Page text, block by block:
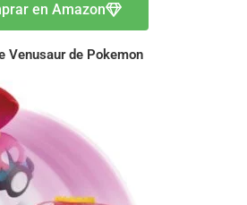
en Amazon
Venusaur de Pokemon